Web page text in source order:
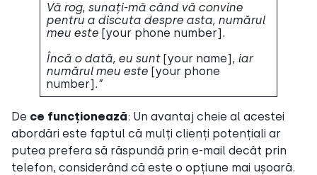
Vă rog, sunați-mă când vă convine
pentru a discuta despre asta, numărul
meu este [your phone number].
Încă o dată, eu sunt [your name], iar
numărul meu este [your phone
number].”
De ce funcționează: Un avantaj cheie al acestei
abordări este faptul că mulți clienți potențiali ar
putea prefera să răspundă prin e-mail decât prin
telefon, considerând că este o opțiune mai ușoară.